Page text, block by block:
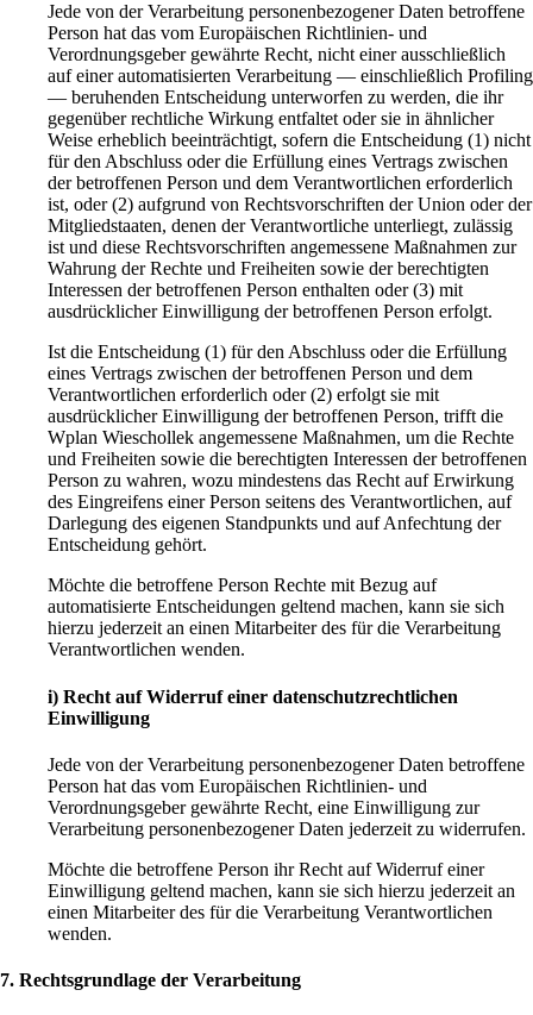
Jede von der Verarbeitung personenbezogener Daten betroffene
Person hat das vom Europäischen Richtlinien- und
Verordnungsgeber gewährte Recht, nicht einer ausschließlich
auf einer automatisierten Verarbeitung — einschließlich Profiling
— beruhenden Entscheidung unterworfen zu werden, die ihr
gegenüber rechtliche Wirkung entfaltet oder sie in ähnlicher
Weise erheblich beeinträchtigt, sofern die Entscheidung (1) nicht
für den Abschluss oder die Erfüllung eines Vertrags zwischen
der betroffenen Person und dem Verantwortlichen erforderlich
ist, oder (2) aufgrund von Rechtsvorschriften der Union oder der
Mitgliedstaaten, denen der Verantwortliche unterliegt, zulässig
ist und diese Rechtsvorschriften angemessene Maßnahmen zur
Wahrung der Rechte und Freiheiten sowie der berechtigten
Interessen der betroffenen Person enthalten oder (3) mit
ausdrücklicher Einwilligung der betroffenen Person erfolgt.
Ist die Entscheidung (1) für den Abschluss oder die Erfüllung
eines Vertrags zwischen der betroffenen Person und dem
Verantwortlichen erforderlich oder (2) erfolgt sie mit
ausdrücklicher Einwilligung der betroffenen Person, trifft die
Wplan Wieschollek angemessene Maßnahmen, um die Rechte
und Freiheiten sowie die berechtigten Interessen der betroffenen
Person zu wahren, wozu mindestens das Recht auf Erwirkung
des Eingreifens einer Person seitens des Verantwortlichen, auf
Darlegung des eigenen Standpunkts und auf Anfechtung der
Entscheidung gehört.
Möchte die betroffene Person Rechte mit Bezug auf
automatisierte Entscheidungen geltend machen, kann sie sich
hierzu jederzeit an einen Mitarbeiter des für die Verarbeitung
Verantwortlichen wenden.
i) Recht auf Widerruf einer datenschutzrechtlichen
Einwilligung
Jede von der Verarbeitung personenbezogener Daten betroffene
Person hat das vom Europäischen Richtlinien- und
Verordnungsgeber gewährte Recht, eine Einwilligung zur
Verarbeitung personenbezogener Daten jederzeit zu widerrufen.
Möchte die betroffene Person ihr Recht auf Widerruf einer
Einwilligung geltend machen, kann sie sich hierzu jederzeit an
einen Mitarbeiter des für die Verarbeitung Verantwortlichen
wenden.
7. Rechtsgrundlage der Verarbeitung